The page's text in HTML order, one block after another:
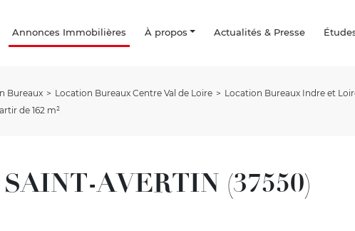
Annonces Immobilières À propos Actualités & Presse
Bureaux Location Bureaux Centre Val de Loire Location Bureaux Indre et
de 162 m²
AVERTIN (37550)